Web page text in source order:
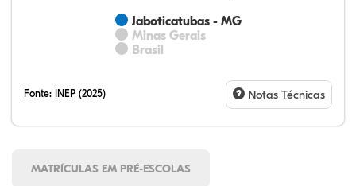
Jaboticatubas - MG
Minas Gerais
Brasil
Fonte: INEP (2025) Notas Técnicas
MATRÍCULAS EM PRÉ-ESCOLAS